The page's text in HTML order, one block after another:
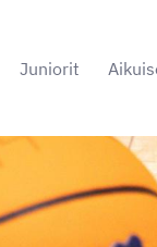
Juniorit